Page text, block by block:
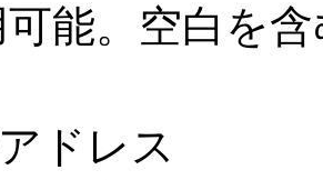
能。空白を
ドレス